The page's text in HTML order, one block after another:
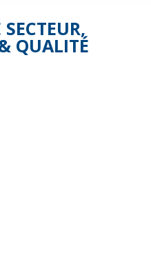
,
QUALITÉ